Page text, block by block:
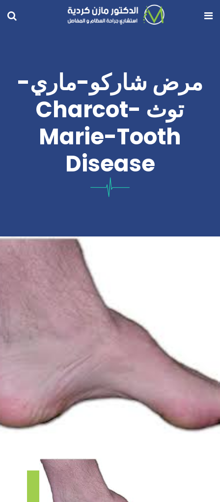
مرض شاركو-ماري-
توث Charcot-
Marie-Tooth
Disease